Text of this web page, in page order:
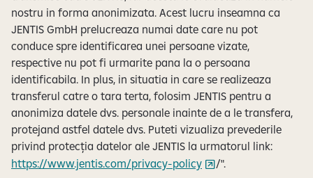
nostru in forma anonimizata. Acest lucru inseamna ca
JENTIS GmbH prelucreaza numai date care nu pot
conduce spre identificarea unei persoane vizate,
respective nu pot fi urmarite pana la o persoana
identificabila. In plus, in situatia in care se realizeaza
transferul catre o tara terta, folosim JENTIS pentru a
anonimiza datele dvs. personale inainte de a le transfera,
protejand astfel datele dvs. Puteti vizualiza prevederile
privind protecția datelor ale JENTIS la urmatorul link:
https://www.jentis.com/privacy-policy
/".